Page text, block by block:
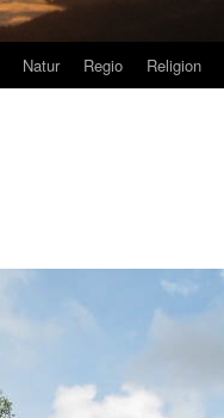
Natur Regio Religion